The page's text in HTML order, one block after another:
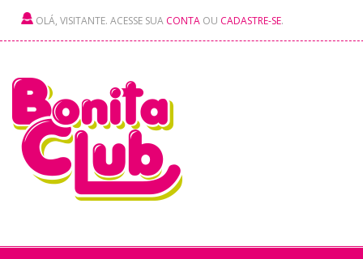
OLÁ, VISITANTE. ACESSE SUA CONTA OU CADASTRE-SE.